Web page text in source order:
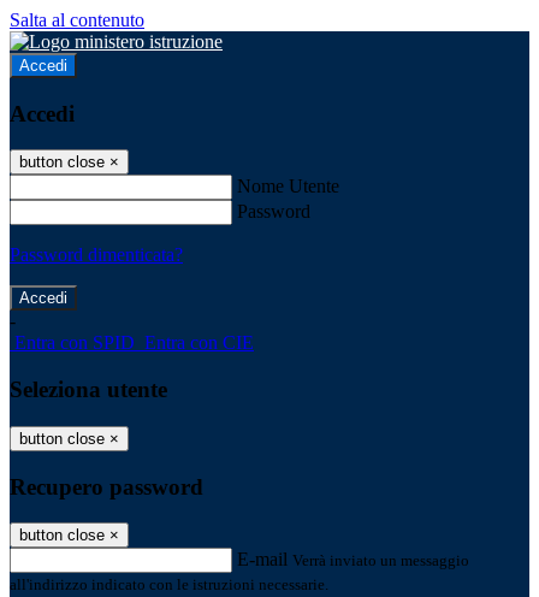
Salta al contenuto
Accedi
Accedi
button close ×
Nome Utente
Password
Password dimenticata?
-
Entra con SPID Entra con CIE
Seleziona utente
button close ×
Recupero password
button close ×
E-mail Verrà inviato un messaggio
all'indirizzo indicato con le istruzioni necessarie.